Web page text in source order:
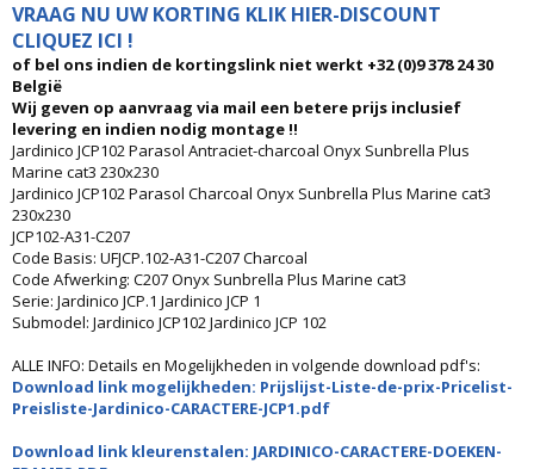
VRAAG NU UW KORTING KLIK HIER-DISCOUNT
CLIQUEZ ICI !
of bel ons indien de kortingslink niet werkt +32 (0)9 378 24 30
België
Wij geven op aanvraag via mail een betere prijs inclusief
levering en indien nodig montage !!
Jardinico JCP102 Parasol Antraciet-charcoal Onyx Sunbrella Plus
Marine cat3 230x230
Jardinico JCP102 Parasol Charcoal Onyx Sunbrella Plus Marine cat3
230x230
JCP102-A31-C207
Code Basis: UFJCP.102-A31-C207 Charcoal
Code Afwerking: C207 Onyx Sunbrella Plus Marine cat3
Serie: Jardinico JCP.1 Jardinico JCP 1
Submodel: Jardinico JCP102 Jardinico JCP 102
ALLE INFO: Details en Mogelijkheden in volgende download pdf's:
Download link mogelijkheden: Prijslijst-Liste-de-prix-Pricelist-
Preisliste-Jardinico-CARACTERE-JCP1.pdf
Download link kleurenstalen: JARDINICO-CARACTERE-DOEKEN-